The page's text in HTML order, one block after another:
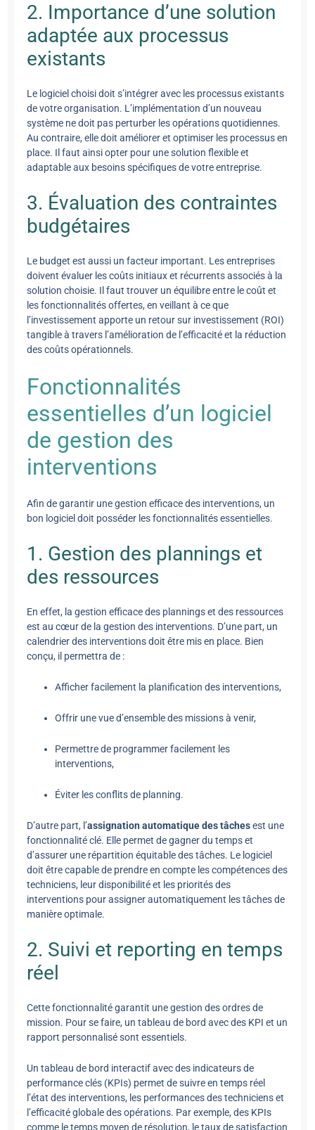
2. Importance d’une solution
adaptée aux processus
existants
Le logiciel choisi doit s’intégrer avec les processus existants
de votre organisation. L’implémentation d’un nouveau
système ne doit pas perturber les opérations quotidiennes.
Au contraire, elle doit améliorer et optimiser les processus en
place. Il faut ainsi opter pour une solution flexible et
adaptable aux besoins spécifiques de votre entreprise.
3. Évaluation des contraintes
budgétaires
Le budget est aussi un facteur important. Les entreprises
doivent évaluer les coûts initiaux et récurrents associés à la
solution choisie. Il faut trouver un équilibre entre le coût et
les fonctionnalités offertes, en veillant à ce que
l’investissement apporte un retour sur investissement (ROI)
tangible à travers l’amélioration de l’efficacité et la réduction
des coûts opérationnels.
Fonctionnalités
essentielles d’un logiciel
de gestion des
interventions
Afin de garantir une gestion efficace des interventions, un
bon logiciel doit posséder les fonctionnalités essentielles.
1. Gestion des plannings et
des ressources
En effet, la gestion efficace des plannings et des ressources
est au cœur de la gestion des interventions. D’une part, un
calendrier des interventions doit être mis en place. Bien
conçu, il permettra de :
Afficher facilement la planification des interventions,
Offrir une vue d’ensemble des missions à venir,
Permettre de programmer facilement les
interventions,
Éviter les conflits de planning.
D’autre part, l’assignation automatique des tâchesest une
fonctionnalité clé. Elle permet de gagner du temps et
d’assurer une répartition équitable des tâches. Le logiciel
doit être capable de prendre en compte les compétences des
techniciens, leur disponibilité et les priorités des
interventions pour assigner automatiquement les tâches de
manière optimale.
2. Suivi et reporting en temps
réel
Cette fonctionnalité garantit une gestion des ordres de
mission. Pour se faire, un tableau de bord avec des KPI et un
rapport personnalisé sont essentiels.
Un tableau de bord interactif avec des indicateurs de
performance clés (KPIs) permet de suivre en temps réel
l’état des interventions, les performances des techniciens et
l’efficacité globale des opérations. Par exemple, des KPIs
comme le temps moyen de résolution, le taux de satisfaction